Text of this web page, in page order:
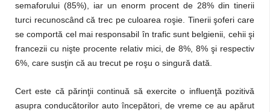
semaforului (85%), iar un enorm procent de 28% din tinerii
turci recunoscând că trec pe culoarea roşie. Tinerii şoferi care
se comportă cel mai responsabil în trafic sunt belgienii, cehii şi
francezii cu nişte procente relativ mici, de 8%, 8% şi respectiv
6%, care susţin că au trecut pe roşu o singură dată.
Cert este că părinţii continuă să exercite o influenţă pozitivă
asupra conducătorilor auto începători, de vreme ce au apărut